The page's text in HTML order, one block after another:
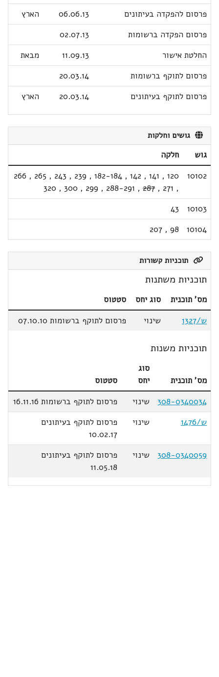
פרסום להפקדה בעיתונים
06.06.13
הארץ
פרסום הפקדה ברשומות
02.07.13
החלטת אישור
11.09.13
מבאת
פרסום לתוקף ברשומות
20.03.14
פרסום לתוקף בעיתונים
20.03.14 הארץ
גושים וחלקות
גוש
חלקה
10102
120
,
141
,
142
,
182-184
,
239
,
243
,
265
,
266
,
271
,
287
,
288-291
,
299
,
300
,
320
10103
43
10104
98
,
207
תוכניות קשורות
תוכניות משתנות
מס' תוכנית סוג יחס
סטטוס
ש/1327
שינוי פרסום לתוקף ברשומות 07.10.10
תוכניות משנות
מס' תוכנית
סוג
יחס
סטטוס
308-0340034
שינוי
פרסום לתוקף ברשומות 16.11.16
ש/1476
שינוי
פרסום לתוקף בעיתונים
10.02.17
308-0340059
שינוי
פרסום לתוקף בעיתונים
11.05.18